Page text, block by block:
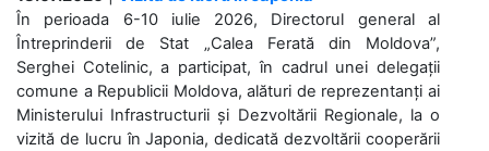
În perioada 6-10 iulie 2026, Directorul general al
Întreprinderii de Stat „Calea Ferată din Moldova”,
Serghei Cotelinic, a participat, în cadrul unei delegații
comune a Republicii Moldova, alături de reprezentanți ai
Ministerului Infrastructurii și Dezvoltării Regionale, la o
vizită de lucru în Japonia, dedicată dezvoltării cooperării